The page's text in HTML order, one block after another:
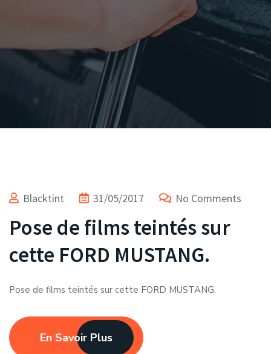
Blacktint 31/05/2017 No Comments
Pose de films teintés sur
cette FORD MUSTANG.
Pose de films teintés sur cette FORD MUSTANG.
En Savoir Plus